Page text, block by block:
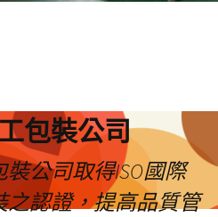
包裝公司
公司取得ISO國際
認證，提高品質管